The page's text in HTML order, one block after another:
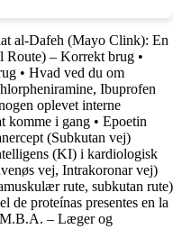
al-Dafeh (Mayo Clink): En
Route) – Korrekt brug •
• Hvad ved du om
Ibuprofen
oplevet interne
komme i gang • Epoetin
(Subkutan vej)
(KI) i kardiologisk
vej, Intrakoronar vej)
rute, subkutan rute)
de proteínas presentes en la
– Læger og